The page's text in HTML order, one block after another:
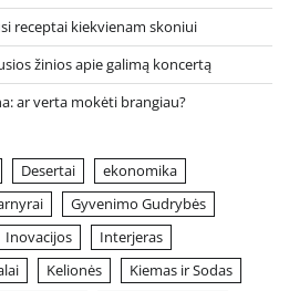
receptai kiekvienam skoniui
žinios apie galimą koncertą
ar verta mokėti brangiau?
Desertai
ekonomika
Gyvenimo Gudrybės
Inovacijos
Interjeras
Kelionės
Kiemas ir Sodas